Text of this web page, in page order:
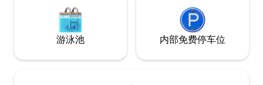
mascotas con mucho gusto, pero
tenemos una única condición: como
norma de la casa, no deben subirse a las
camas ni al sofá. Si esto sucede y
encontramos una gran cantidad de
pelos, es posible que tengamos que
necesitar.
游泳池 内部免费停车位